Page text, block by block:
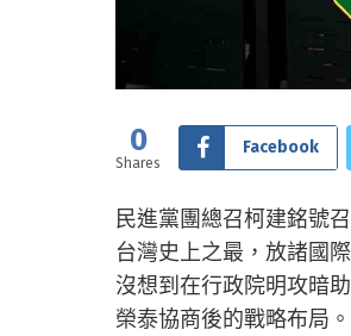
0
Shares
Facebook
民進黨團總召柯建銘號
台灣史上之最，放諸國
沒想到在行政院明攻暗
榮泰協商後的戰略布局